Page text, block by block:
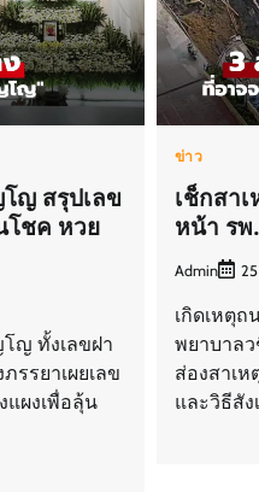
ญ สรุปเลข
โชค หวย
ญ ทั้งเลขฝา
รรยาเผยเลข
แผงเพื่อลุ้น
ข่าว
เช็กสา
หน้า รพ
Admin
เกิดเหตุ
พยาบาล
ส่องสาเห
และวิธีสั